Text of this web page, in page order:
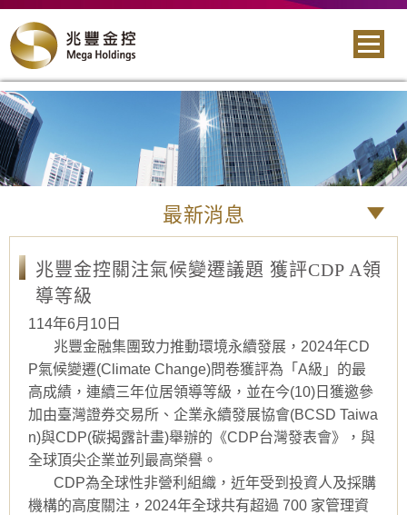
最新消息
兆豐金控關注氣候變遷議題 獲評CDP A領
導等級
114年6月10日
兆豐金融集團致力推動環境永續發展，2024年CD
P氣候變遷(Climate Change)問卷獲評為「A級」的最
高成績，連續三年位居領導等級，並在今(10)日獲邀參
加由臺灣證券交易所、企業永續發展協會(BCSD Taiwa
n)與CDP(碳揭露計畫)舉辦的《CDP台灣發表會》，與
全球頂尖企業並列最高榮譽。
CDP為全球性非營利組織，近年受到投資人及採購
機構的高度關注，2024年全球共有超過 700 家管理資